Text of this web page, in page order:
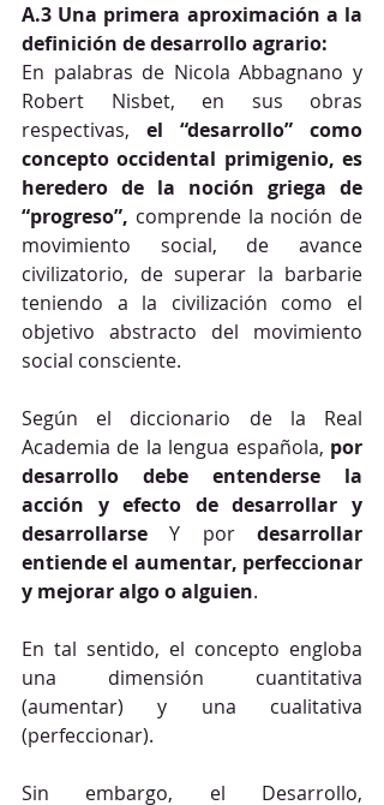
A.3 Una primera aproximación a la
definición de desarrollo agrario:
En palabras de Nicola Abbagnano y
Robert Nisbet, en sus obras
respectivas, el “desarrollo” como
concepto occidental primigenio, es
heredero de la noción griega de
“progreso”, comprende la noción de
movimiento social, de avance
civilizatorio, de superar la barbarie
teniendo a la civilización como el
objetivo abstracto del movimiento
social consciente.
Según el diccionario de la Real
Academia de la lengua española, por
desarrollo debe entenderse la
acción y efecto de desarrollar y
desarrollarse Y por desarrollar
entiende el aumentar, perfeccionar
y mejorar algo o alguien.
En tal sentido, el concepto engloba
una dimensión cuantitativa
(aumentar) y una cualitativa
(perfeccionar).
Sin embargo, el Desarrollo,